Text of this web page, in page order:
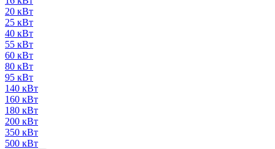
20 кВт
25 кВт
40 кВт
55 кВт
60 кВт
80 кВт
95 кВт
140 кВт
160 кВт
180 кВт
200 кВт
350 кВт
500 кВт